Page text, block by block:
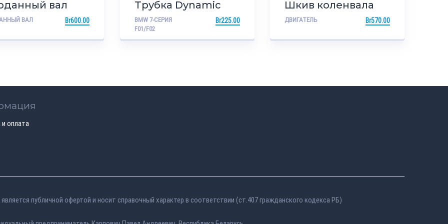
вал
ВАЛ Br600.00
Трубка Dynamic
Drive
BMW 7-СЕРИЯ
F01/F02
Br225.00
Шкив коленвала
ДВИГАТЕЛЬ Br570.00
оплата
публичной офертой и носит справочный характер в соответствии (ст.407 гражданского кодекса РБ)